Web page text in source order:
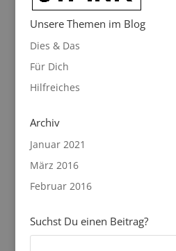
Unsere Themen im Blog
Dies & Das
Für Dich
Hilfreiches
Archiv
Januar 2021
März 2016
Februar 2016
Suchst Du einen Beitrag?